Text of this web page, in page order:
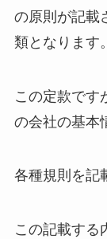
の原則が記載
類となります。
この定款です
の会社の基本
各種規則を記
この記載する